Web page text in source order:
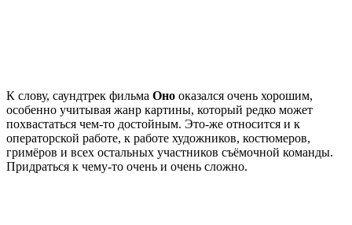
К слову, саундтрек фильма Оно оказался очень хорошим,
особенно учитывая жанр картины, который редко может
похвастаться чем-то достойным. Это-же относится и к
операторской работе, к работе художников, костюмеров,
гримёров и всех остальных участников съёмочной команды.
Придраться к чему-то очень и очень сложно.